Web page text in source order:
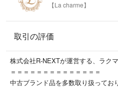
シリアルシール
ポケット
外ポケット×1 内ポケット×2
【La charme】
取引の評価
株式会社R-NEXTが運営する、ラク
＝＝＝＝＝＝＝＝＝＝＝＝＝＝
中古ブランド品を多数取り扱ってお